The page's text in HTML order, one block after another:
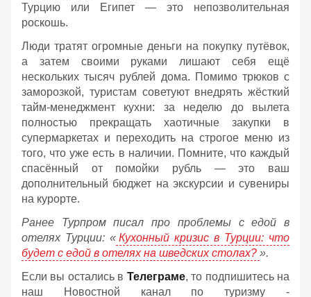
Турцию или Египет — это непозволительная
роскошь.
Люди тратят огромные деньги на покупку путёвок,
а затем своими руками лишают себя ещё
нескольких тысяч рублей дома. Помимо трюков с
заморозкой, туристам советуют внедрять жёсткий
тайм-менеджмент кухни: за неделю до вылета
полностью прекращать хаотичные закупки в
супермаркетах и переходить на строгое меню из
того, что уже есть в наличии. Помните, что каждый
спасённый от помойки рубль — это ваш
дополнительный бюджет на экскурсии и сувениры
на курорте.
Ранее Турпром писал про проблемы с едой в
отелях Турции: « Кухонный кризис в Турции: что
будет с едой в отелях на шведских столах? ».
Если вы остались в Телеграме, то подпишитесь на
наш Новостной канал по туризму -